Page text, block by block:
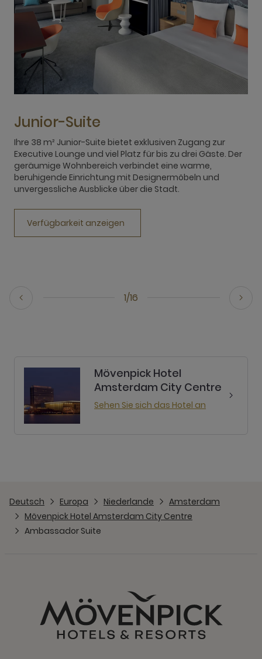
1/16
Junior-Suite
Ihre 38 m² Junior-Suite bietet exklusiven Zugang zur
Executive Lounge und viel Platz für bis zu drei Gäste. Der
geräumige Wohnbereich verbindet eine warme,
beruhigende Einrichtung mit Designermöbeln und
unvergessliche Ausblicke über die Stadt.
Verfügbarkeit anzeigen
Mövenpick Hotel
Amsterdam City Centre
Sehen Sie sich das Hotel an
Deutsch Europa Niederlande
Amsterdam
Mövenpick Hotel Amsterdam City Centre
Ambassador Suite